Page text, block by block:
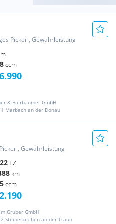
Pickerl, Gewährleistung
ccm
& Bierbaumer GmbH
Marbach an der Donau
Gewährleistung
EZ
km
ccm
Gruber GmbH
Steinerkirchen an der Traun